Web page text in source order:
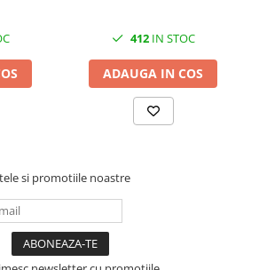
semnal
412IN STOC
ADAUGA IN COS
si promotiile noastre